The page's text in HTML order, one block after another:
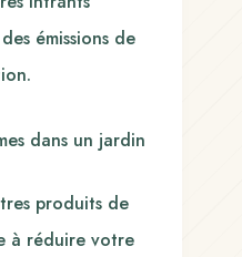
émissions de
produits de
à réduire votre